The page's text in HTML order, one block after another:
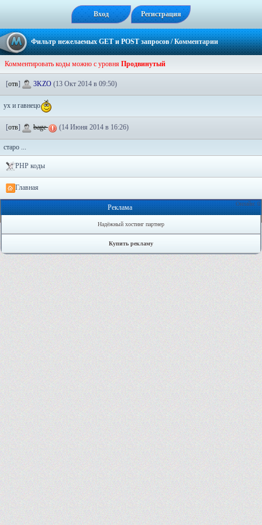
Вход Регистрация
Фильтр нежелаемых GET и POST запросов/ Комментарии
Комментировать коды можно с уровня Продвинутый
[отв] 3KZO (13 Окт 2014 в 09:50)
ух и гавнецо
[отв] bage (14 Июня 2014 в 16:26)
старо ...
PHP коды
Главная
Онлайн: 0
Реклама
Надёжный хостинг партнер
Купить рекламу